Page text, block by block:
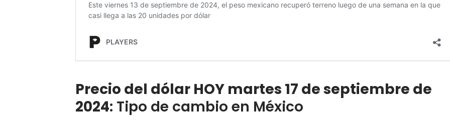
Precio del dólar HOY martes 17 de septiembre de
2024: Tipo de cambio en México